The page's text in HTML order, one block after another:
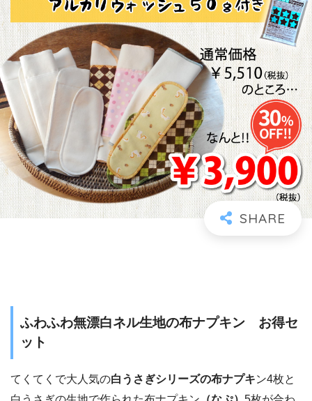
ふわふわ無漂白ネル生地の布ナプキン お得セ
ット
てくてくで大人気の白うさぎシリーズの布ナプキン4枚と